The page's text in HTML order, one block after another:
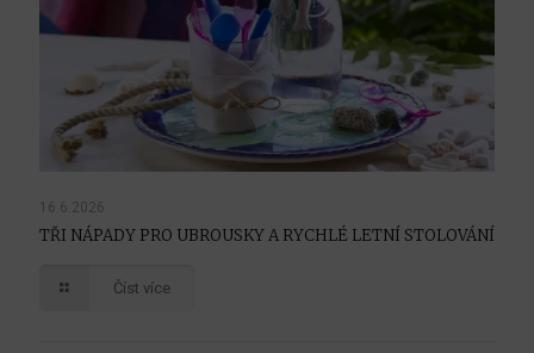
16.6.2026
TŘI NÁPADY PRO UBROUSKY A RYCHLÉ LETNÍ STOLOVÁNÍ
Číst více